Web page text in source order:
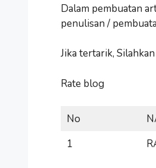
Dalam pembuatan
penulisan /
Jika tertarik,
Rate blog
No
1